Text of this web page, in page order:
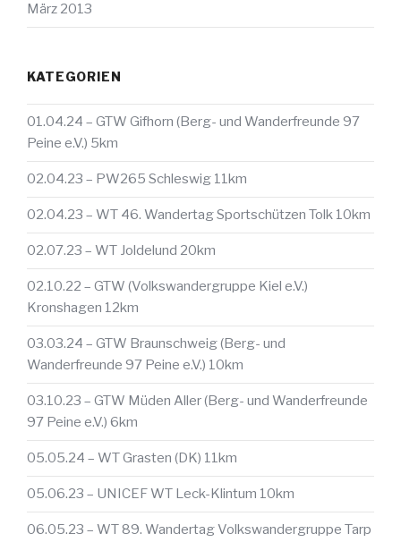
März 2013
KATEGORIEN
01.04.24 – GTW Gifhorn (Berg- und Wanderfreunde 97
Peine e.V.) 5km
02.04.23 – PW265 Schleswig 11km
02.04.23 – WT 46. Wandertag Sportschützen Tolk 10km
02.07.23 – WT Joldelund 20km
02.10.22 – GTW (Volkswandergruppe Kiel e.V.)
Kronshagen 12km
03.03.24 – GTW Braunschweig (Berg- und
Wanderfreunde 97 Peine e.V.) 10km
03.10.23 – GTW Müden Aller (Berg- und Wanderfreunde
97 Peine e.V.) 6km
05.05.24 – WT Grasten (DK) 11km
05.06.23 – UNICEF WT Leck-Klintum 10km
06.05.23 – WT 89. Wandertag Volkswandergruppe Tarp